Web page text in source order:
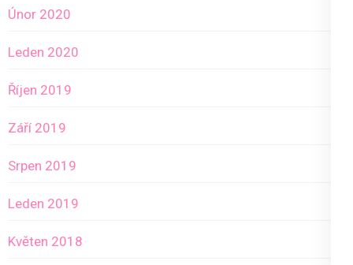
Únor 2020
Leden 2020
Říjen 2019
Září 2019
Srpen 2019
Leden 2019
Květen 2018